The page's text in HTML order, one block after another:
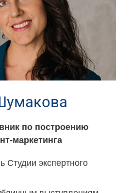
по построению
маркетинга
Студии экспертного